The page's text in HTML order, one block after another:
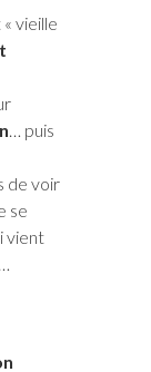
vieille
… puis
de voir
se
vient
…